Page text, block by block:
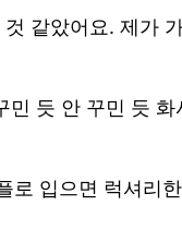
같았어요. 제가
듯 안 꾸민 듯
로 입으면 럭셔리